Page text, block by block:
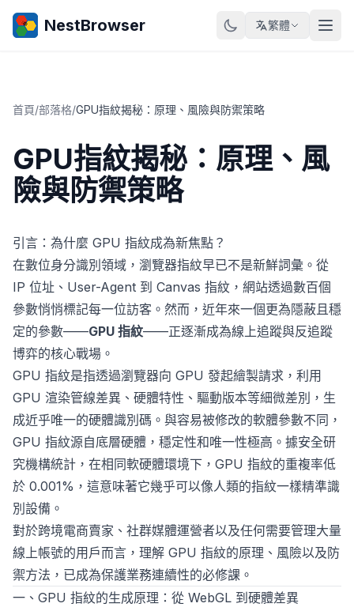
NestBrowser 繁體
首頁/部落格/GPU指紋揭秘：原理、風險與防禦策略
GPU指紋揭秘：原理、風
險與防禦策略
引言：為什麼 GPU 指紋成為新焦點？
在數位身分識別領域，瀏覽器指紋早已不是新鮮詞彙。從
IP 位址、User-Agent 到 Canvas 指紋，網站透過數百個
參數悄悄標記每一位訪客。然而，近年來一個更為隱蔽且穩
定的參數——GPU 指紋——正逐漸成為線上追蹤與反追蹤
博弈的核心戰場。
GPU 指紋是指透過瀏覽器向 GPU 發起繪製請求，利用
GPU 渲染管線差異、硬體特性、驅動版本等細微差別，生
成近乎唯一的硬體識別碼。與容易被修改的軟體參數不同，
GPU 指紋源自底層硬體，穩定性和唯一性極高。據安全研
究機構統計，在相同軟硬體環境下，GPU 指紋的重複率低
於 0.001%，這意味著它幾乎可以像人類的指紋一樣精準識
別設備。
對於跨境電商賣家、社群媒體運營者以及任何需要管理大量
線上帳號的用戶而言，理解 GPU 指紋的原理、風險以及防
禦方法，已成為保護業務連續性的必修課。
一、GPU 指紋的生成原理：從 WebGL 到硬體差異